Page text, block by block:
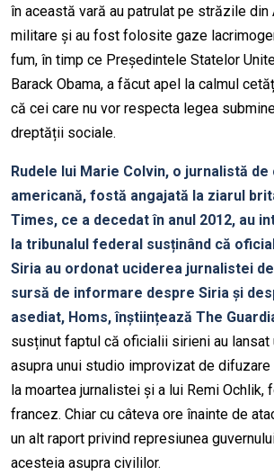
în această vară au patrulat pe străzile din
militare și au fost folosite gaze
fum, în timp ce Președintele Statelor
Barack Obama, a făcut apel la calmul
că cei care nu vor respecta legea
dreptății sociale.
Rudele lui Marie Colvin, o jurnalistă
americană, fostă angajată la ziarul
Times, ce a decedat în anul 2012, au
la tribunalul federal susținând că
Siria au ordonat uciderea jurnalistei
sursă de informare despre Siria și
asediat, Homs, înștiințează The
susținut faptul că oficialii sirieni au lansat
asupra unui studio improvizat de
la moartea jurnalistei și a lui Remi Ochlik,
francez. Chiar cu câteva ore înainte de
un alt raport privind represiunea
acesteia asupra civililor.